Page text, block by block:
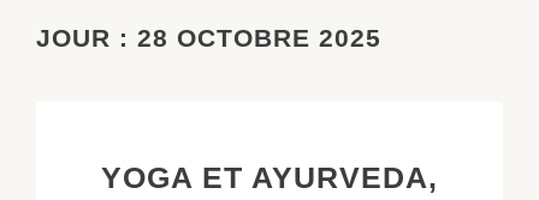
JOUR : 28 OCTOBRE 2025
YOGA ET AYURVEDA,